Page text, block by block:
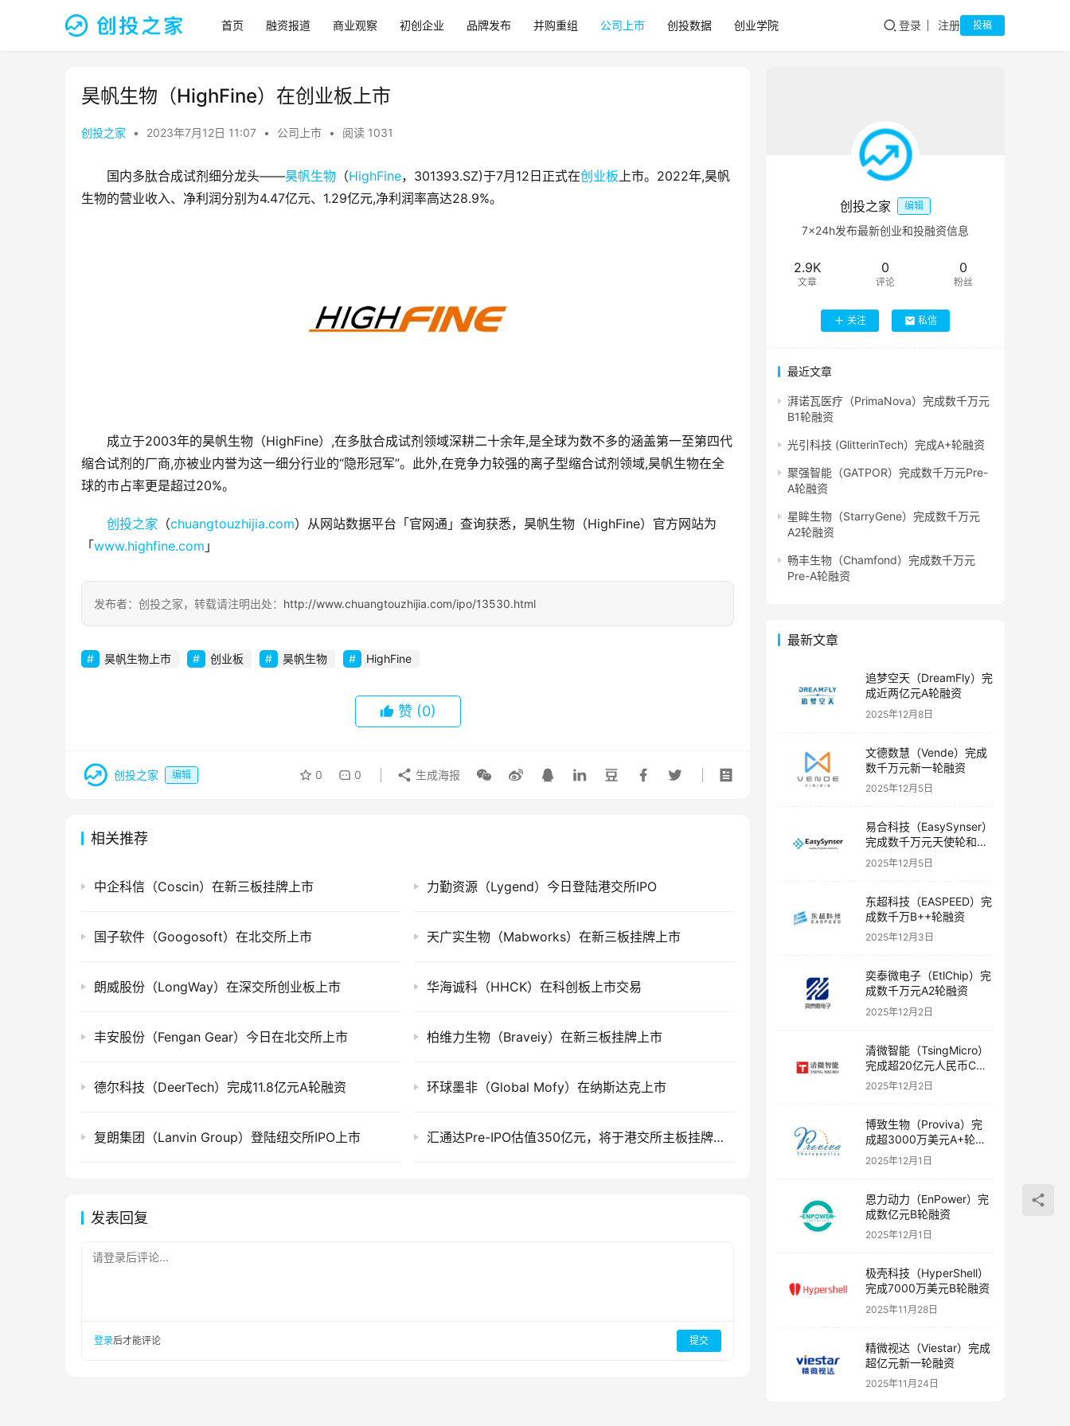
首页 融资报道 商业观察 初创企业 品牌发布 并购重组 公司上市 创投数据 创业学院 登录 注册 投稿
昊帆生物（HighFine）在创业板上市
创投之家 • 2023年7月12日 11:07 • 公司上市 • 阅读 1031
国内多肽合成试剂细分龙头——昊帆生物 （HighFine，301393.SZ)于7月12日正式在创业板上市。2022年,昊帆
生物的营业收入、净利润分别为4.47亿元、1.29亿元,净利润率高达28.9%。
成立于2003年的昊帆生物（HighFine）,在多肽合成试剂领域深耕二十余年,是全球为数不多的涵盖第一至第四代
缩合试剂的厂商,亦被业内誉为这一细分行业的“隐形冠军”。此外,在竞争力较强的离子型缩合试剂领域,昊帆生物在全
球的市占率更是超过20%。
创投之家 （chuangtouzhijia.com）从网站数据平台「官网通」查询获悉，昊帆生物（HighFine）官方网站为
「www.highfine.com 」
发布者：创投之家，转载请注明出处： http://www.chuangtouzhijia.com/ipo/13530.html
昊帆生物上市 创业板 昊帆生物 HighFine
赞 (0)
创投之家 编辑 0 0 生成海报
相关推荐
中企科信（Coscin）在新三板挂牌上市 力勤资源（Lygend）今日登陆港交所IPO
国子软件（Googosoft）在北交所上市 天广实生物（Mabworks）在新三板挂牌上市
朗威股份（LongWay）在深交所创业板上市 华海诚科（HHCK）在科创板上市交易
丰安股份（Fengan Gear）今日在北交所上市 柏维力生物（Braveiy）在新三板挂牌上市
德尔科技（DeerTech）完成11.8亿元A轮融资 环球墨非（Global Mofy）在纳斯达克上市
复朗集团（Lanvin Group）登陆纽交所IPO上市 汇通达Pre-IPO估值350亿元，将于港交所主板挂牌上市
发表回复
请登录后评论...
登录后才能评论 提交
创投之家 编辑
7×24h发布最新创业和投融资信息
2.9K
文章
0
评论
0
粉丝
关注 私信
最近文章
湃诺瓦医疗（PrimaNova）完成数千万元
B1轮融资
光引科技 (GlitterinTech）完成A+轮融资
聚强智能（GATPOR）完成数千万元Pre-
A轮融资
星眸生物（StarryGene）完成数千万元
A2轮融资
畅丰生物（Chamfond）完成数千万元
Pre-A轮融资
最新文章
追梦空天（DreamFly）完
成近两亿元A轮融资
2025年12月8日
文德数慧（Vende）完成
数千万元新一轮融资
2025年12月5日
易合科技（EasySynser）
完成数千万元天使轮和天
使+轮融资
2025年12月5日
东超科技（EASPEED）完
成数千万B++轮融资
2025年12月3日
奕泰微电子（EtlChip）完
成数千万元A2轮融资
2025年12月2日
清微智能（TsingMicro）
完成超20亿元人民币C轮
融资
2025年12月2日
博致生物（Proviva）完
成超3000万美元A+轮融
资
2025年12月1日
恩力动力（EnPower）完
成数亿元B轮融资
2025年12月1日
极壳科技（HyperShell）
完成7000万美元B轮融资
2025年11月28日
精微视达（Viestar）完成
超亿元新一轮融资
2025年11月24日